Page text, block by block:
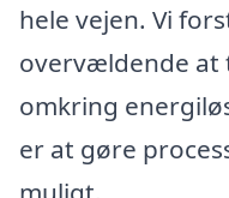
hele vejen. Vi
overvældende
omkring
er at gøre